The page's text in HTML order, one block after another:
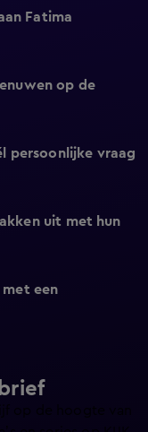
Fatima
op de
persoonlijke vraag
uit met hun
een